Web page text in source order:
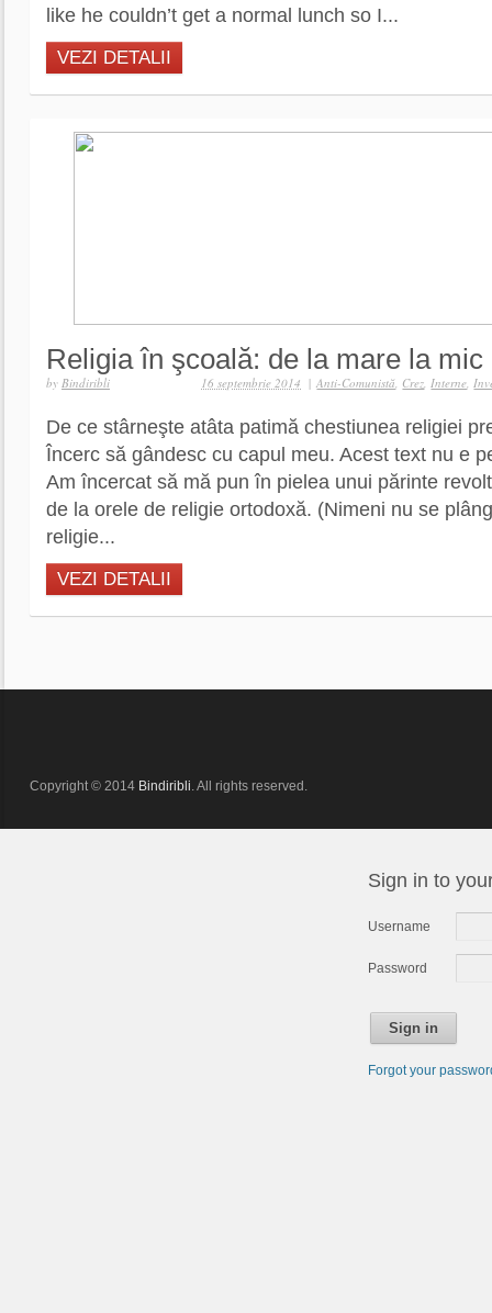
like he couldn’t get a normal lunch so I...
VEZI DETALII
Religia în şcoală: de la mare la mic
by Bindiribli | Anti-Comunistă, Crez,Interne,
16 septembrie 2014
De ce stârneşte atâta patimă chestiunea religiei
Încerc să gândesc cu capul meu. Acest text nu e
Am încercat să mă pun în pielea unui părinte
de la orele de religie ortodoxă. (Nimeni nu se
religie...
VEZI DETALII
Copyright © 2014 Bindiribli. All rights reserved.
Sign in to
Username
Password
Sign in
Forgot your